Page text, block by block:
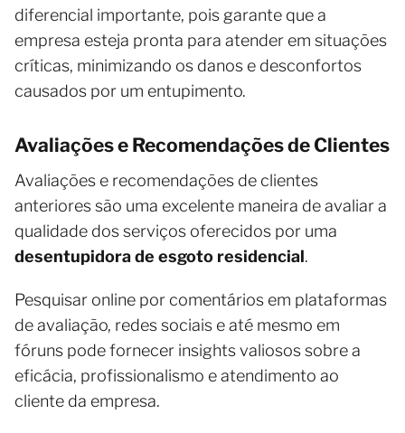
diferencial importante, pois garante que a
empresa esteja pronta para atender em situações
críticas, minimizando os danos e desconfortos
causados por um entupimento.
Avaliações e Recomendações de Clientes
Avaliações e recomendações de clientes
anteriores são uma excelente maneira de avaliar a
qualidade dos serviços oferecidos por uma
desentupidora de esgoto residencial.
Pesquisar online por comentários em plataformas
de avaliação, redes sociais e até mesmo em
fóruns pode fornecer insights valiosos sobre a
eficácia, profissionalismo e atendimento ao
cliente da empresa.